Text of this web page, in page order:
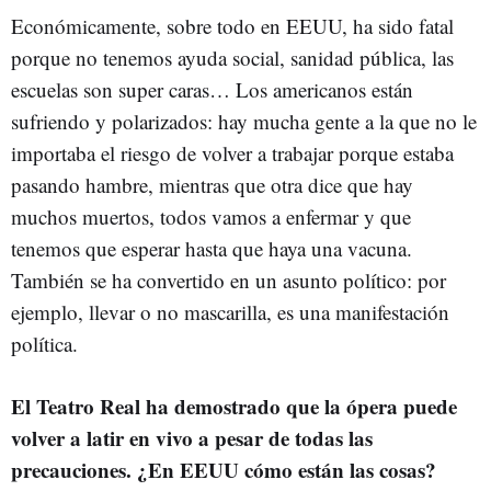
Económicamente, sobre todo en EEUU, ha sido fatal
porque no tenemos ayuda social, sanidad pública, las
escuelas son super caras… Los americanos están
sufriendo y polarizados: hay mucha gente a la que no le
importaba el riesgo de volver a trabajar porque estaba
pasando hambre, mientras que otra dice que hay
muchos muertos, todos vamos a enfermar y que
tenemos que esperar hasta que haya una vacuna.
También se ha convertido en un asunto político: por
ejemplo, llevar o no mascarilla, es una manifestación
política.
El Teatro Real ha demostrado que la ópera puede
volver a latir en vivo a pesar de todas las
precauciones. ¿En EEUU cómo están las cosas?